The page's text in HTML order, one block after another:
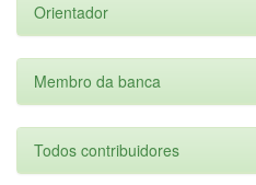
Orientador
Membro da banca
Todos contribuidores